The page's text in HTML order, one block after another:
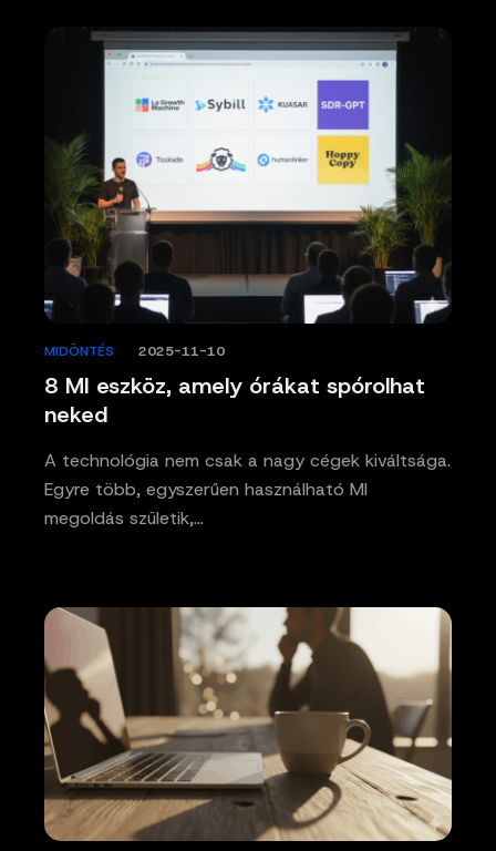
8 MI eszköz, amely órákat spórolhat
neked
MIDÖNTÉS 2025-11-10
A technológia nem csak a nagy cégek kiváltsága.
Egyre több, egyszerűen használható MI
megoldás születik,…